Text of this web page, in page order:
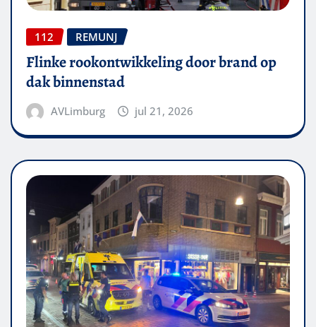
112 REMUNJ
Flinke rookontwikkeling door brand op
dak binnenstad
AVLimburg jul 21, 2026